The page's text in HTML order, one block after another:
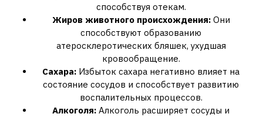
способствуя отекам.
Жиров животного происхождения:Они
способствуют образованию
атеросклеротических бляшек, ухудшая
кровообращение.
Сахара: Избыток сахара негативно влияет на
состояние сосудов и способствует развитию
воспалительных процессов.
Алкоголя: Алкоголь расширяет сосуды и